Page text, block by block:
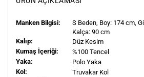
Manken Bilgisi: S Beden, Boy: 174 cm,
Kalça: 90 cm
Kalıp:
Düz Kesim
Kumaş İçeriği:
%100 Tencel
Yaka:
Polo Yaka
Kol:
Truvakar Kol